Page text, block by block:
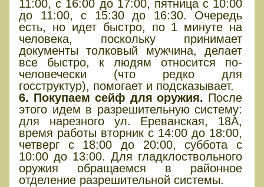
11:00, с 16:00 до 17:00, пятница с 10:00
до 11:00, с 15:30 до 16:30. Очередь
есть, но идет быстро, по 1 минуте на
человека, поскольку принимает
документы толковый мужчина, делает
все быстро, к людям относится по-
человечески (что редко для
госструктур), помогает и подсказывает.
6. Покупаем сейф для оружия. После
этого идем в разрешительную систему:
для нарезного ул. Ереванская, 18А,
время работы вторник с 14:00 до 18:00,
четверг с 18:00 до 20:00, суббота с
10:00 до 13:00. Для гладклоствольного
оружия обращаемся в районное
отделение разрешительной системы.